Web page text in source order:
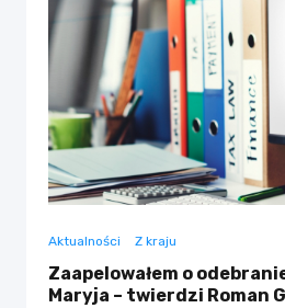
Aktualności Z kraju
Zaapelowałem o
Maryja – twierdzi Roman